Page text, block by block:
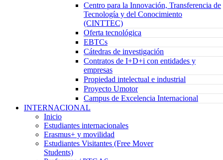
Centro para la Innovación, Transferencia de
Tecnología y del Conocimiento
(CINTTEC)
Oferta tecnológica
EBTCs
Cátedras de investigación
Contratos de I+D+i con entidades y
empresas
Propiedad intelectual e industrial
Proyecto Umotor
Campus de Excelencia Internacional
INTERNACIONAL
Inicio
Estudiantes internacionales
Erasmus+ y movilidad
Estudiantes Visitantes (Free Mover
Students)